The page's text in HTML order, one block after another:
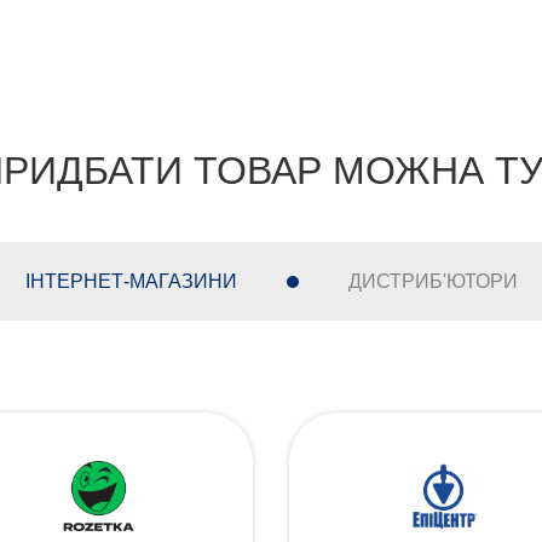
ТОВАР МОЖНА
ІНТЕРНЕТ-МАГАЗИНИ ДИСТРИБ'ЮТОРИ